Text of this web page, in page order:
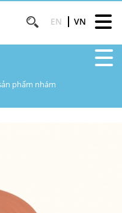
EN VN
phẩm nhám